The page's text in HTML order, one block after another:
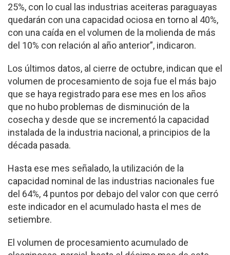
25%, con lo cual las industrias aceiteras paraguayas
quedarán con una capacidad ociosa en torno al 40%,
con una caída en el volumen de la molienda de más
del 10% con relación al año anterior”, indicaron.
Los últimos datos, al cierre de octubre, indican que el
volumen de procesamiento de soja fue el más bajo
que se haya registrado para ese mes en los años
que no hubo problemas de disminución de la
cosecha y desde que se incrementó la capacidad
instalada de la industria nacional, a principios de la
década pasada.
Hasta ese mes señalado, la utilización de la
capacidad nominal de las industrias nacionales fue
del 64%, 4 puntos por debajo del valor con que cerró
este indicador en el acumulado hasta el mes de
setiembre.
El volumen de procesamiento acumulado de